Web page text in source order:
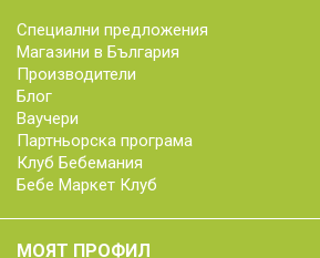
Специални предложения
Магазини в България
Производители
Блог
Ваучери
Партньорска програма
Клуб Бебемания
Бебе Маркет Клуб
МОЯТ ПРОФИЛ